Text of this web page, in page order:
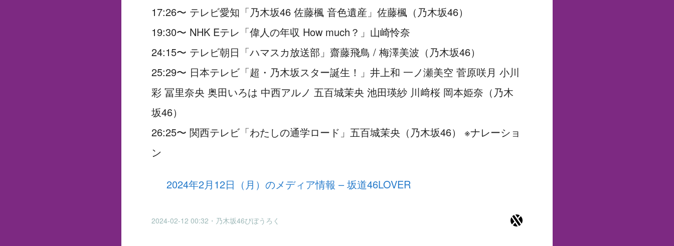
17:26〜 テレビ愛知「乃木坂46 佐藤楓 音色遺産」佐藤楓（乃木坂46）
19:30〜 NHK Eテレ「偉人の年収 How much？」山崎怜奈
24:15〜 テレビ朝日「ハマスカ放送部」齋藤飛鳥 / 梅澤美波（乃木坂46）
25:29〜 日本テレビ「超・乃木坂スター誕生！」井上和 一ノ瀬美空 菅原咲月 小川
彩 冨里奈央 奥田いろは 中西アルノ 五百城茉央 池田瑛紗 川﨑桜 岡本姫奈（乃木
坂46）
26:25〜 関西テレビ「わたしの通学ロード」五百城茉央（乃木坂46） ※ナレーショ
ン
2024年2月12日（月）のメディア情報 – 坂道46LOVER
2024-02-12 00:32・乃木坂46びぼうろく